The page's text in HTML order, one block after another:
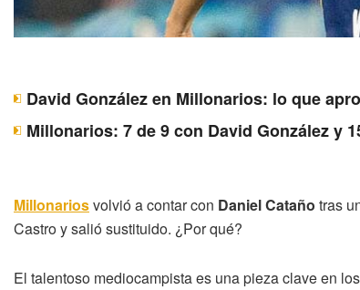
David González en Millonarios: lo que
Millonarios: 7 de 9 con David González y
Millonariosvolvió a contar con Daniel Cataño tras
Castro y salió sustituido. ¿Por qué?
El talentoso mediocampista es una pieza clave en